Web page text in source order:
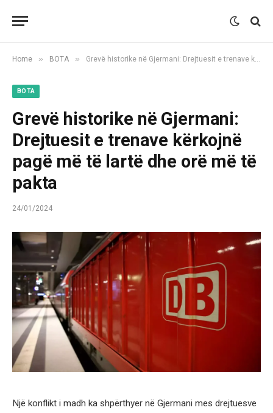
Home » BOTA » Grevë historike në Gjermani: Drejtuesit e trenave kërkojnë pagë më të lartë dhe orë më të pakta
BOTA
Grevë historike në Gjermani:
Drejtuesit e trenave kërkojnë
pagë më të lartë dhe orë më të
pakta
24/01/2024
Një konflikt i madh ka shpërthyer në Gjermani mes drejtuesve